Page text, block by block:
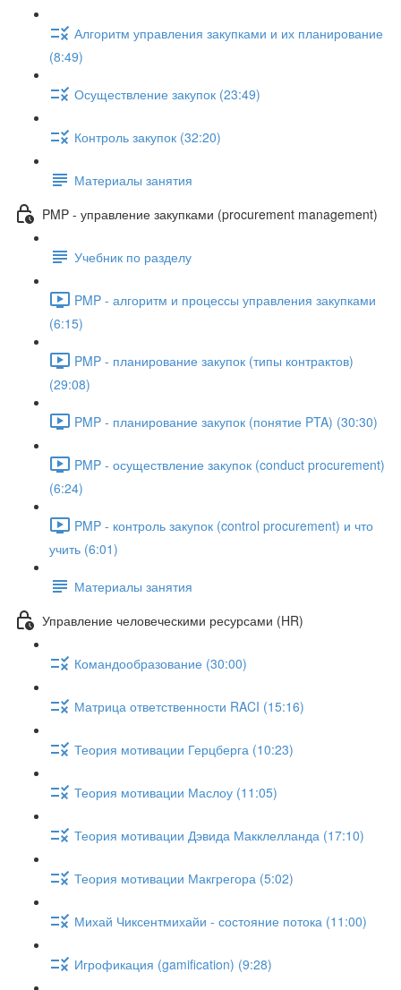
Алгоритм управления закупками и их планирование
(8:49)
Осуществление закупок (23:49)
Контроль закупок (32:20)
Материалы занятия
PMP - управление закупками (procurement management)
Учебник по разделу
PMP - алгоритм и процессы управления закупками
(6:15)
PMP - планирование закупок (типы контрактов)
(29:08)
PMP - планирование закупок (понятие PTA) (30:30)
PMP - осуществление закупок (conduct procurement)
(6:24)
PMP - контроль закупок (control procurement) и что
учить (6:01)
Материалы занятия
Управление человеческими ресурсами (HR)
Командообразование (30:00)
Матрица ответственности RACI (15:16)
Теория мотивации Герцберга (10:23)
Теория мотивации Маслоу (11:05)
Теория мотивации Дэвида Макклелланда (17:10)
Теория мотивации Макгрегора (5:02)
Михай Чиксентмихайи - состояние потока (11:00)
Игрофикация (gamification) (9:28)